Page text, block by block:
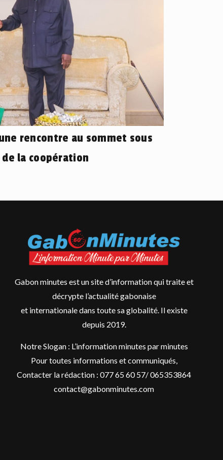
rencontre au sommet sous
la coopération
Gabon minutes est un site d’information qui traite et
décrypte l’actualité gabonaise
et internationale dans toute sa globalité. Il existe
depuis 2019.
Notre Slogan : L’information minutes par minutes
Pour toutes informations et communiqués,
Contacter la rédaction : 077 65 60 57/ 065353864
contact@gabonminutes.com